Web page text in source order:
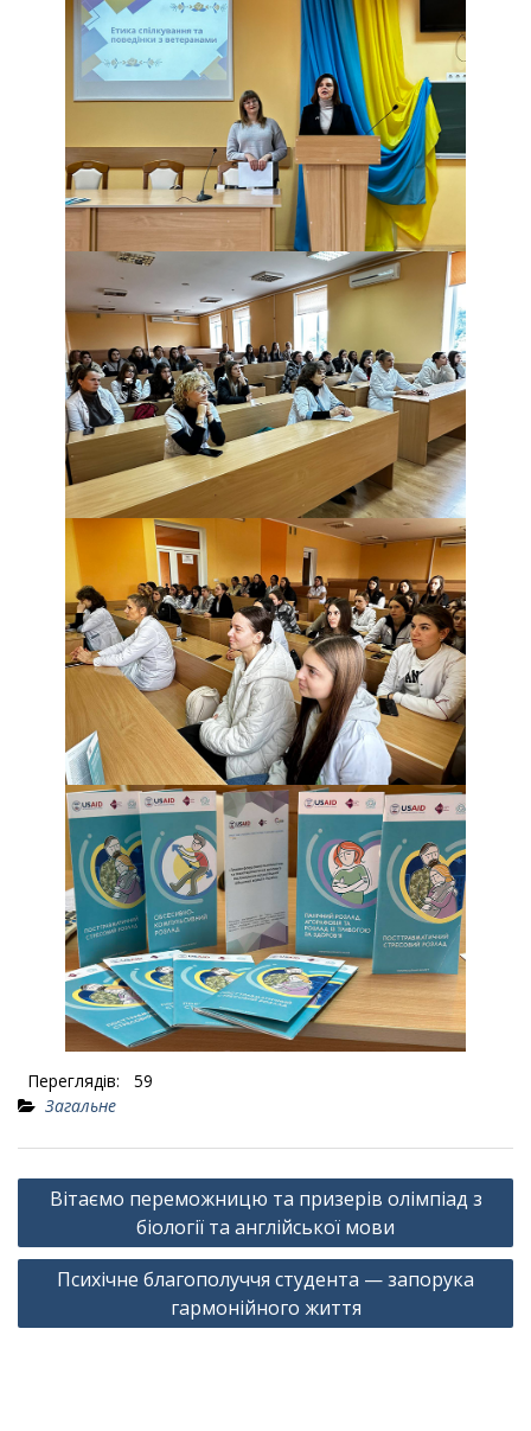
Переглядів:
59
Загальне
Навігація
Вітаємо переможницю та призерів олімпіад з
біології та англійської мови
Психічне благополуччя студента — запорука
гармонійного життя